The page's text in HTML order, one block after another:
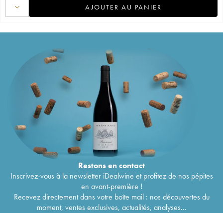
AJOUTER AU PANIER
Restons encontact
Inscrivez-vous à la newsletter iDealwine et profitez de nos pépites
en avant-première !
Recevez directement dans votre boîte mail : nos découvertes du
moment, ventes exclusives, actualités, analyses...